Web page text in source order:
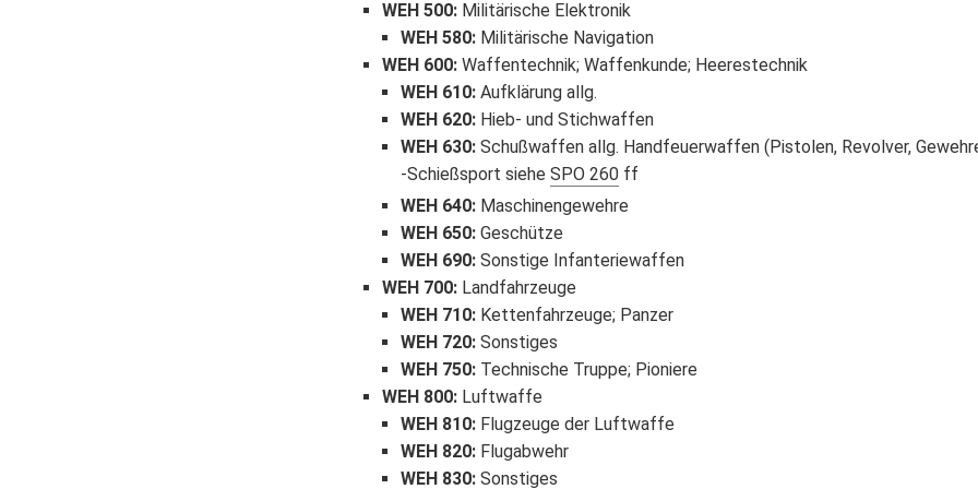
WEH 500:Militärische Elektronik
WEH 580: Militärische Navigation
WEH 600:Waffentechnik; Waffenkunde; Heerestechnik
WEH 610: Aufklärung allg.
WEH 620: Hieb- und Stichwaffen
WEH 630: Schußwaffen allg. Handfeuerwaffen (Pistolen, Revolver,
Schießsport sieheSPO 260 ff
WEH 640: Maschinengewehre
WEH 650: Geschütze
WEH 690: Sonstige Infanteriewaffen
WEH 700:Landfahrzeuge
WEH 710: Kettenfahrzeuge; Panzer
WEH 720: Sonstiges
WEH 750: Technische Truppe; Pioniere
WEH 800:Luftwaffe
WEH 810: Flugzeuge der Luftwaffe
WEH 820: Flugabwehr
WEH 830: Sonstiges